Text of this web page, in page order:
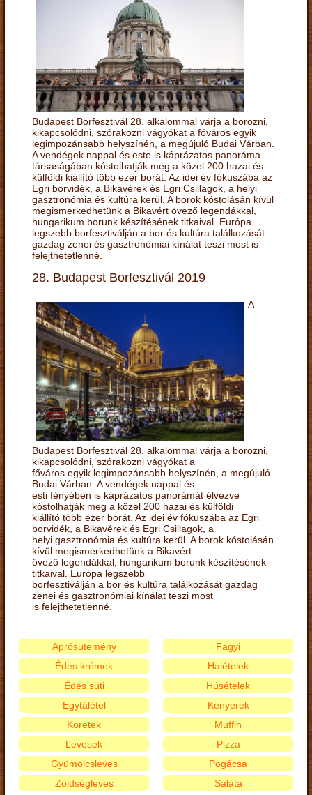
Budapest Borfesztivál 28. alkalommal várja a borozni,
kikapcsolódni, szórakozni vágyókat a főváros egyik
legimpozánsabb helyszínén, a megújuló Budai Várban.
A vendégek nappal és este is káprázatos panoráma
társaságában kóstolhatják meg a közel 200 hazai és
külföldi kiállító több ezer borát. Az idei év fókuszába az
Egri borvidék, a Bikavérek és Egri Csillagok, a helyi
gasztronómia és kultúra kerül. A borok kóstolásán kívül
megismerkedhetünk a Bikavért övező legendákkal,
hungarikum borunk készítésének titkaival. Európa
legszebb borfesztiválján a bor és kultúra találkozását
gazdag zenei és gasztronómiai kínálat teszi most is
felejthetetlenné.
28. Budapest Borfesztivál 2019
A
Budapest Borfesztivál 28. alkalommal várja a borozni,
kikapcsolódni, szórakozni vágyókat a
főváros egyik legimpozánsabb helyszínén, a megújuló
Budai Várban. A vendégek nappal és
esti fényében is káprázatos panorámát élvezve
kóstolhatják meg a közel 200 hazai és külföldi
kiállító több ezer borát. Az idei év fókuszába az Egri
borvidék, a Bikavérek és Egri Csillagok, a
helyi gasztronómia és kultúra kerül. A borok kóstolásán
kívül megismerkedhetünk a Bikavért
övező legendákkal, hungarikum borunk készítésének
titkaival. Európa legszebb
borfesztiválján a bor és kultúra találkozását gazdag
zenei és gasztronómiai kínálat teszi most
is felejthetetlenné.
Aprósütemény
Édes krémek
Édes süti
Egytálétel
Fagyi
Halételek
Húsételek
Kenyerek
Köretek
Levesek
Gyümölcsleves
Zöldségleves
Muffin
Pizza
Pogácsa
Saláta